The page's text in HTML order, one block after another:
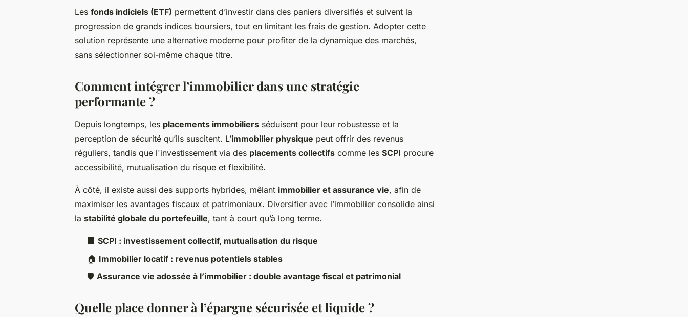
Les fonds indiciels (ETF) permettent d’investir dans des paniers diversifiés et suivent la
progression de grands indices boursiers, tout en limitant les frais de gestion. Adopter cette
solution représente une alternative moderne pour profiter de la dynamique des marchés,
sans sélectionner soi-même chaque titre.
Comment intégrer l’immobilier dans une stratégie
performante ?
Depuis longtemps, les placements immobiliers séduisent pour leur robustesse et la
perception de sécurité qu’ils suscitent. L’immobilier physique peut offrir des revenus
réguliers, tandis que l'investissement via des placements collectifs comme les SCPI procure
accessibilité, mutualisation du risque et flexibilité.
À côté, il existe aussi des supports hybrides, mêlant immobilier et assurance vie, afin de
maximiser les avantages fiscaux et patrimoniaux. Diversifier avec l’immobilier consolide ainsi
la stabilité globale du portefeuille, tant à court qu’à long terme.
🏢 SCPI : investissement collectif, mutualisation du risque
🏠 Immobilier locatif : revenus potentiels stables
🛡️ Assurance vie adossée à l’immobilier : double avantage fiscal et patrimonial
Quelle place donner à l’épargne sécurisée et liquide ?